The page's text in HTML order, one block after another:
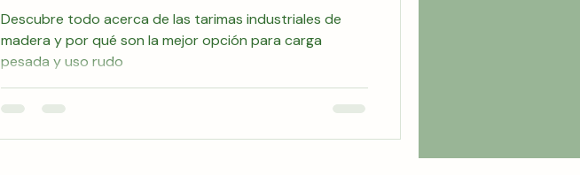
Descubre todo acerca de las tarimas industriales de
madera y por qué son la mejor opción para carga
pesada y uso rudo